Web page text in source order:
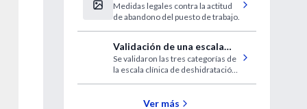
por abandonar una guardia
pediátrica
Medidas legales contra la actitud
de abandono del puesto de trabajo.
Validación de una escala
clínica de deshidratación
para niños
Se validaron las tres categorías de
la escala clínica de deshidratación
servicio de emergencia.
Ver más